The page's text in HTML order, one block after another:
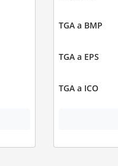
TGA a BMP
TGA a EPS
TGA a ICO